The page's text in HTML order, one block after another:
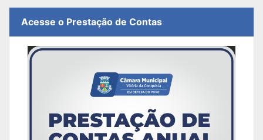
Acesse o Prestação de Contas